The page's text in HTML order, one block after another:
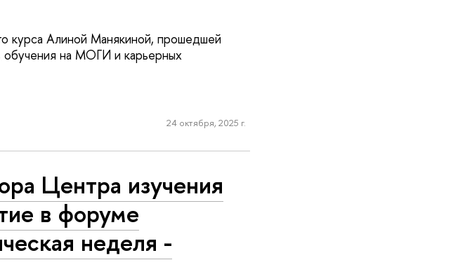
курса Алиной Манякиной, прошедшей
на МОГИ и карьерных
24 октября, 2025 г.
Центра изучения
в форуме
неделя -